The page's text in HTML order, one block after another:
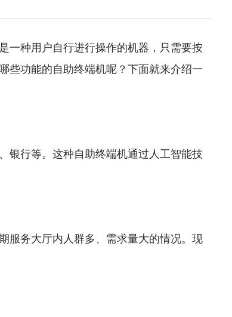
一种用户自行进行操作的机器，只需要按
些功能的自助终端机呢？下面就来介绍一
银行等。这种自助终端机通过人工智能技
服务大厅内人群多、需求量大的情况。现